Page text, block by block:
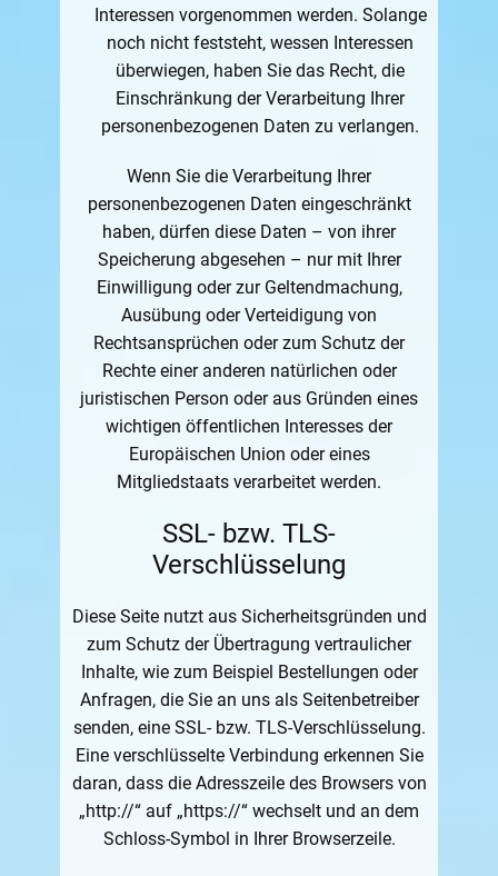
Interessen vorgenommen werden. Solange
noch nicht feststeht, wessen Interessen
überwiegen, haben Sie das Recht, die
Einschränkung der Verarbeitung Ihrer
personenbezogenen Daten zu verlangen.
Wenn Sie die Verarbeitung Ihrer
personenbezogenen Daten eingeschränkt
haben, dürfen diese Daten – von ihrer
Speicherung abgesehen – nur mit Ihrer
Einwilligung oder zur Geltendmachung,
Ausübung oder Verteidigung von
Rechtsansprüchen oder zum Schutz der
Rechte einer anderen natürlichen oder
juristischen Person oder aus Gründen eines
wichtigen öffentlichen Interesses der
Europäischen Union oder eines
Mitgliedstaats verarbeitet werden.
SSL- bzw. TLS-
Verschlüsselung
Diese Seite nutzt aus Sicherheitsgründen und
zum Schutz der Übertragung vertraulicher
Inhalte, wie zum Beispiel Bestellungen oder
Anfragen, die Sie an uns als Seitenbetreiber
senden, eine SSL- bzw. TLS-Verschlüsselung.
Eine verschlüsselte Verbindung erkennen Sie
daran, dass die Adresszeile des Browsers von
„http://“ auf „https://“ wechselt und an dem
Schloss-Symbol in Ihrer Browserzeile.